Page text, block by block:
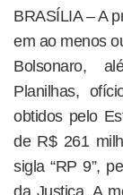
BRASÍLIA – A
em ao menos
Bolsonaro,
Planilhas,
obtidos pelo
de R$ 261
sigla “RP 9”,